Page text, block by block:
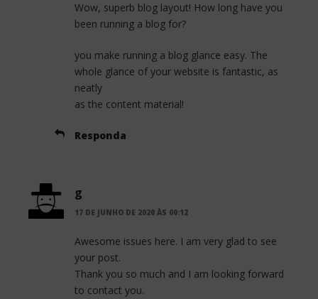
Wow, superb blog layout! How long have you
been running a blog for?
you make running a blog glance easy. The
whole glance of your website is fantastic, as
neatly
as the content material!
Responda
g
17 DE JUNHO DE 2020 ÀS 00:12
Awesome issues here. I am very glad to see
your post.
Thank you so much and I am looking forward
to contact you.